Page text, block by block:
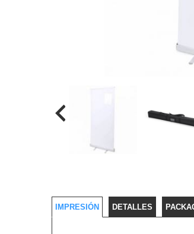
IMPRESIÓN DETALLES